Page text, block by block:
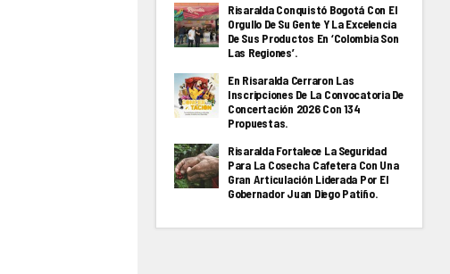
Risaralda Conquistó Bogotá Con El
Orgullo De Su Gente Y La Excelencia
De Sus Productos En ‘Colombia Son
Las Regiones’.
En Risaralda Cerraron Las
Inscripciones De La Convocatoria De
Concertación 2026 Con 134
Propuestas.
Risaralda Fortalece La Seguridad
Para La Cosecha Cafetera Con Una
Gran Articulación Liderada Por El
Gobernador Juan Diego Patiño.